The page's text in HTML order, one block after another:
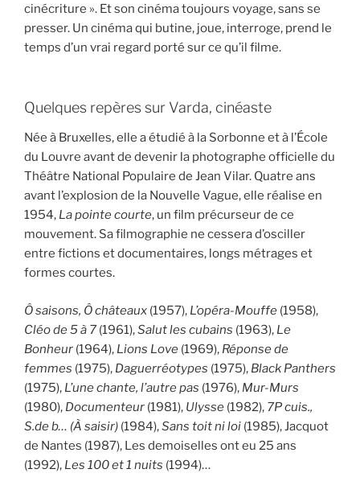
cinécriture ». Et son cinéma toujours voyage, sans se
presser. Un cinéma qui butine, joue, interroge, prend le
temps d’un vrai regard porté sur ce qu’il filme.
Quelques repères sur Varda, cinéaste
Née à Bruxelles, elle a étudié à la Sorbonne et à l’École
du Louvre avant de devenir la photographe officielle du
Théâtre National Populaire de Jean Vilar. Quatre ans
avant l’explosion de la Nouvelle Vague, elle réalise en
1954, La pointe courte, un film précurseur de ce
mouvement. Sa filmographie ne cessera d’osciller
entre fictions et documentaires, longs métrages et
formes courtes.
Ô saisons, Ô châteaux (1957), L’opéra-Mouffe (1958),
Cléo de 5 à 7(1961),Salut les cubains (1963), Le
Bonheur (1964), Lions Love (1969), Réponse de
femmes (1975), Daguerréotypes (1975), Black Panthers
(1975), L’une chante, l’autre pas (1976), Mur-Murs
(1980), Documenteur (1981), Ulysse (1982), 7P cuis.,
S.de b… (À saisir) (1984),Sans toit ni loi (1985), Jacquot
de Nantes (1987), Les demoiselles ont eu 25 ans
(1992), Les 100 et 1 nuits (1994)…